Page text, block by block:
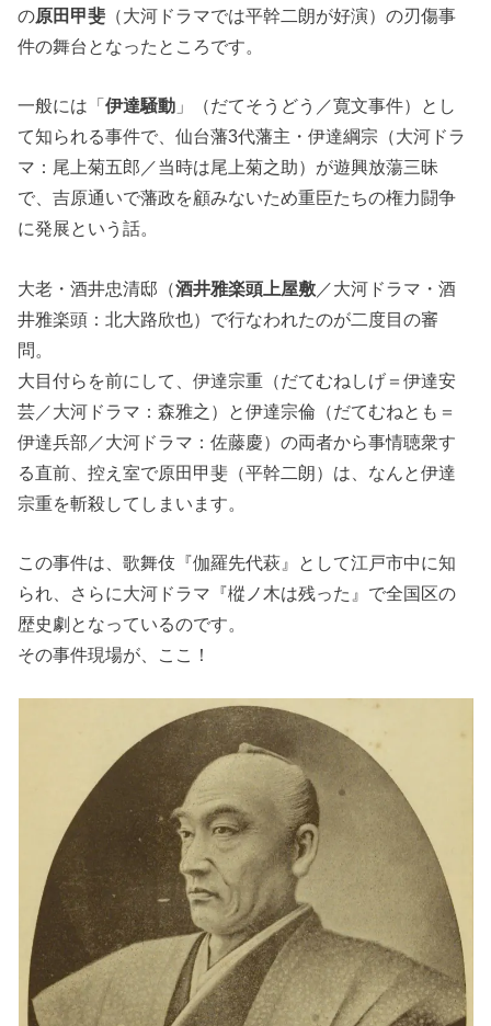
の原田甲斐 （大河ドラマでは平幹二朗が好演）の刃傷事
件の舞台となったところです。
一般には「伊達騒動 」（だてそうどう／寛文事件）とし
て知られる事件で、仙台藩3代藩主・伊達綱宗（大河ドラ
マ：尾上菊五郎／当時は尾上菊之助）が遊興放蕩三昧
で、吉原通いで藩政を顧みないため重臣たちの権力闘争
に発展という話。
大老・酒井忠清邸（酒井雅楽頭上屋敷 ／大河ドラマ・酒
井雅楽頭：北大路欣也）で行なわれたのが二度目の審
問。
大目付らを前にして、伊達宗重（だてむねしげ＝伊達安
芸／大河ドラマ：森雅之）と伊達宗倫（だてむねとも＝
伊達兵部／大河ドラマ：佐藤慶）の両者から事情聴衆す
る直前、控え室で原田甲斐（平幹二朗）は、なんと伊達
宗重を斬殺してしまいます。
この事件は、歌舞伎『伽羅先代萩』として江戸市中に知
られ、さらに大河ドラマ『樅ノ木は残った』で全国区の
歴史劇となっているのです。
その事件現場が、ここ！